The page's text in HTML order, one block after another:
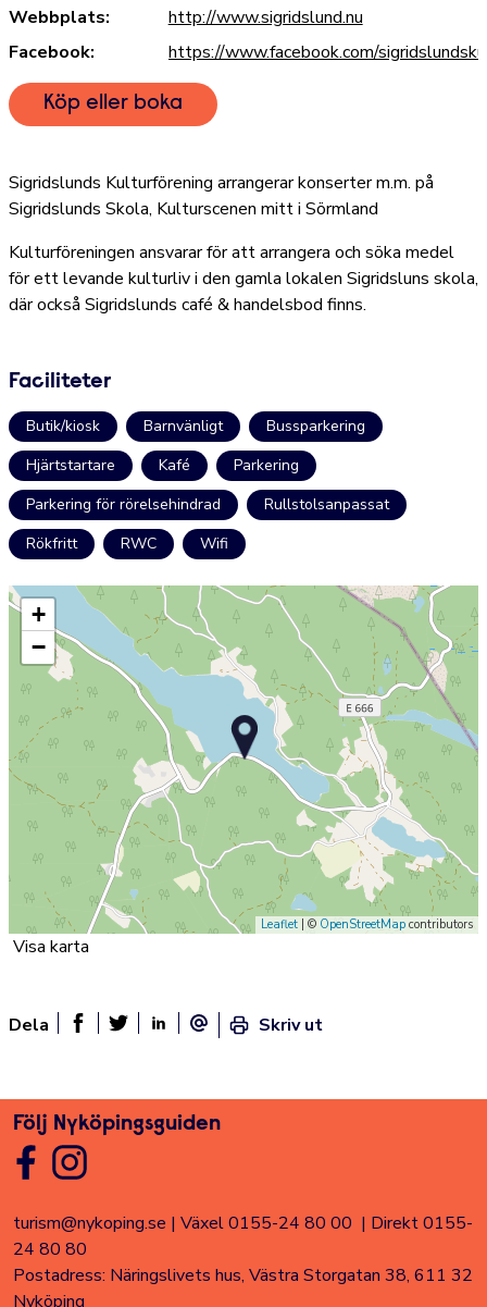
Webbplats:
http://www.sigridslund.nu
Facebook:
https://www.facebook.com/
Köp eller boka
Sigridslunds Kulturförening arrangerar konserter m.m. på
Sigridslunds Skola, Kulturscenen mitt i Sörmland
Kulturföreningen ansvarar för att arrangera och söka medel
för ett levande kulturliv i den gamla lokalen Sigridsluns skola,
där också Sigridslunds café & handelsbod finns.
Faciliteter
Butik/kiosk Barnvänligt
Bussparkering
Hjärtstartare
Kafé
Parkering
Parkering för rörelsehindrad
Rullstolsanpassat
Rökfritt
RWC Wifi
+
−
Leaflet | © OpenStreetMap contributors
Visa karta
Dela
Dela sidan på Facebook
E-post
Skriv ut
Följ Nyköpingsguiden
turism@nykoping.se | Växel 0155-24 80 00 | Direkt 0155-
24 80 80
Postadress: Näringslivets hus, Västra Storgatan 38, 611 32
Nyköping